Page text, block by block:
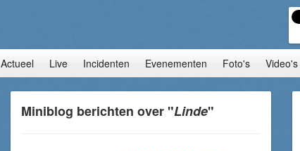
Actueel Live Incidenten Evenementen Foto's Video's
Miniblog berichten over "Linde"